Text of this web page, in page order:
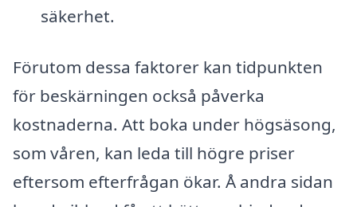
säkerhet.
Förutom dessa faktorer kan tidpunkten
för beskärningen också påverka
kostnaderna. Att boka under högsäsong,
som våren, kan leda till högre priser
eftersom efterfrågan ökar. Å andra sidan